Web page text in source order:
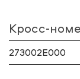
Кросс-
273002E000